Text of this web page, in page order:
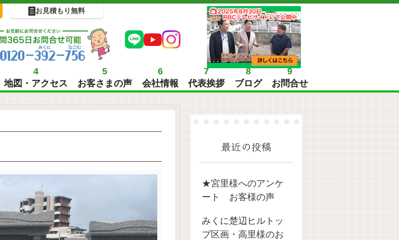
お見積もり無料
4
地図・アクセス
5
お客さまの声
6
会社情報
7
代表挨拶
8
ブログ
9
お問合せ
最近の投稿
★宮里様へのアンケ
ート お客様の声
みくに楚辺ヒルトッ
プ区画・高里様のお